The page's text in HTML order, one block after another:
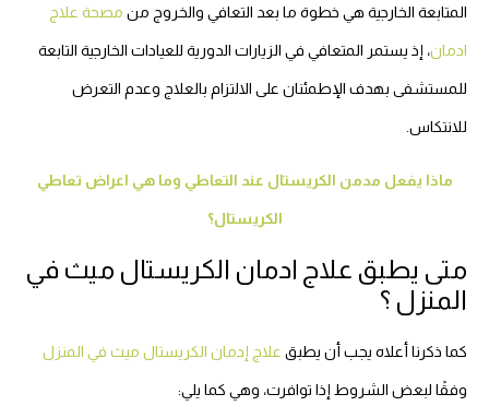
المتابعة الخارجية هي خطوة ما بعد التعافي والخروج من مصحة علاج
ادمان، إذ يستمر المتعافي في الزيارات الدورية للعيادات الخارجية التابعة
للمستشفى بهدف الإطمئنان على الالتزام بالعلاج وعدم التعرض
للانتكاس.
ماذا يفعل مدمن الكريستال عند التعاطي وما هي اعراض تعاطي
الكريستال؟
متى يطبق علاج ادمان الكريستال ميث في
المنزل ؟
كما ذكرنا أعلاه يجب أن يطبق علاج إدمان الكريستال ميث في المنزل
وفقًا لبعض الشروط إذا توافرت، وهي كما يلي: